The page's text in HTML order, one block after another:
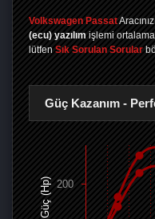
Volkswagen Passat
(ecu) yazılım işlemi
lütfen Sık Sorulan Sorular
Güç Kazanım -
Güç (Hp) 200